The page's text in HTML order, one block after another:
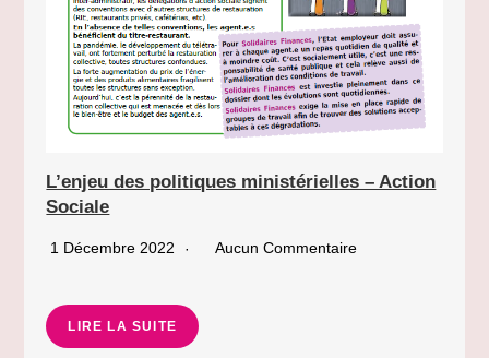
L’enjeu des politiques ministérielles – Action
Sociale
1 Décembre 2022 Aucun Commentaire
LIRE LA SUITE